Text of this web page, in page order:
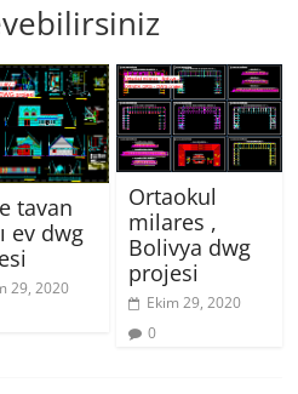
tavan
ev dwg
29, 2020
Ortaokul
milares ,
Bolivya dwg
projesi
Ekim 29, 2020
0